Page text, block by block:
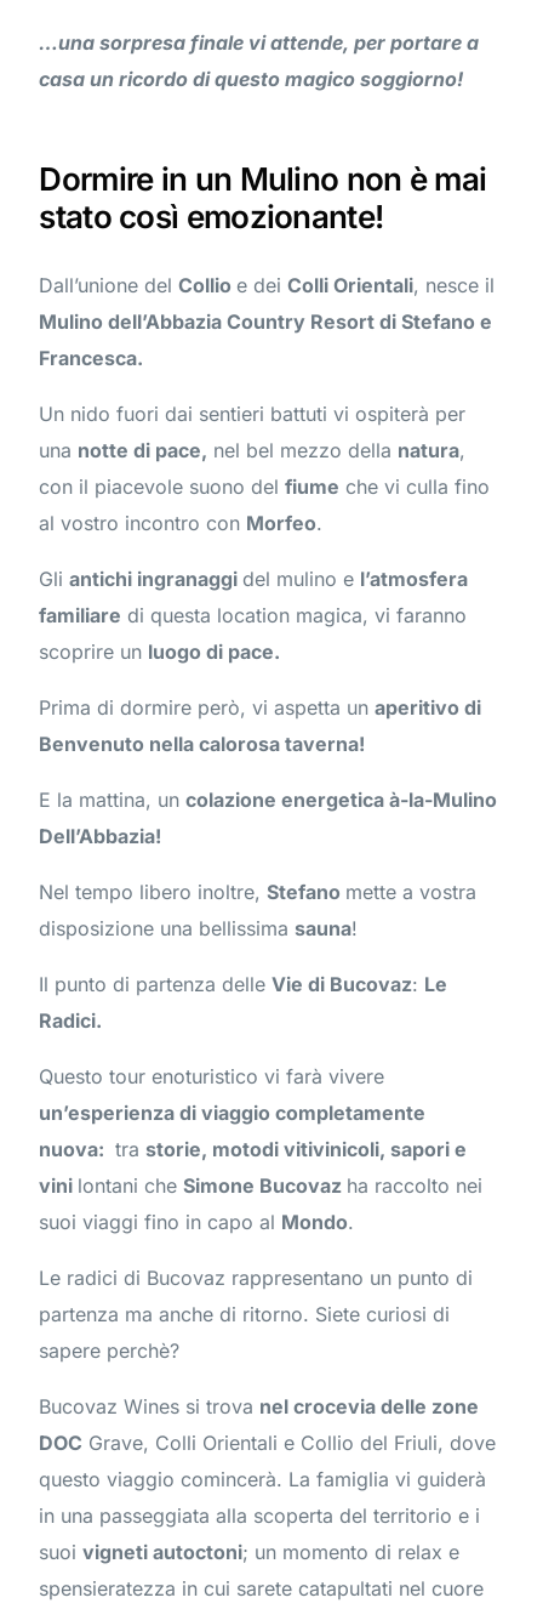
…una sorpresa finale vi attende, per portare a
casa un ricordo di questo magico soggiorno!
Dormire in un Mulino non è mai
stato così emozionante!
Dall’unione delCollio e deiColli Orientali, nesce il
Mulino dell’Abbazia Country Resort di Stefano e
Francesca.
Un nido fuori dai sentieri battuti vi ospiterà per
una notte di pace, nel bel mezzo della natura,
con il piacevole suono delfiume che vi culla fino
al vostro incontro con Morfeo.
Gliantichi ingranaggi del mulino e l’atmosfera
familiare di questa location magica, vi faranno
scoprire un luogo di pace.
Prima di dormire però, vi aspetta unaperitivo di
Benvenuto nella calorosa taverna!
E la mattina, uncolazione energetica à-la-Mulino
Dell’Abbazia!
Nel tempo libero inoltre,Stefano mette a vostra
disposizione una bellissima sauna!
Il punto di partenza delleVie di Bucovaz: Le
Radici.
Questo tour enoturistico vi farà vivere
un’esperienza di viaggio completamente
nuova: tra storie, motodi vitivinicoli, sapori e
vini lontani cheSimone Bucovaz ha raccolto nei
suoi viaggi fino in capo al Mondo.
Le radici di Bucovaz rappresentano un punto di
partenza ma anche di ritorno. Siete curiosi di
sapere perchè?
Bucovaz Wines si trova nel crocevia delle zone
DOC Grave, Colli Orientali e Collio del Friuli, dove
questo viaggio comincerà. La famiglia vi guiderà
in una passeggiata alla scoperta del territorio e i
suoivigneti autoctoni; un momento di relax e
spensieratezza in cui sarete catapultati nel cuore